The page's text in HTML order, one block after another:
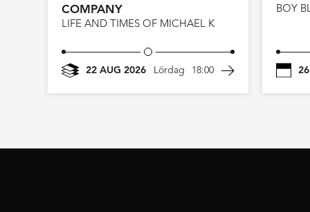
COMPANY
LIFE AND TIMES OF MICHAEL K
22 AUG 2026 Lördag 18:00
BOY